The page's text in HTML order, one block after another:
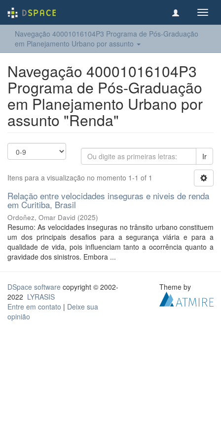
Navegação 40001016104P3 Programa de Pós-Graduação
em Planejamento Urbano por assunto
Navegação 40001016104P3
Programa de Pós-Graduação
em Planejamento Urbano por
assunto "Renda"
Ir
Itens para a visualização no momento 1-1 of 1
Relação entre velocidades inseguras e niveis de renda
em Curitiba, Brasil
Ordoñez, Omar David (2025)
Resumo: As velocidades inseguras no trânsito urbano constituem
um dos principais desafios para a segurança viária e para a
qualidade de vida, pois influenciam tanto a ocorrência quanto a
gravidade dos sinistros. Embora ...
DSpace software copyright © 2002-
2022 LYRASIS
Entre em contato | Deixe sua
opinião
Theme by